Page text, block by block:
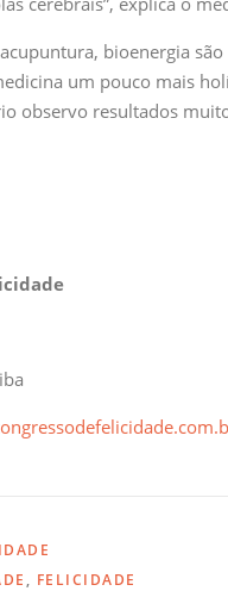
bioenergia
um pouco mais
observo resultados
, FELICIDADE